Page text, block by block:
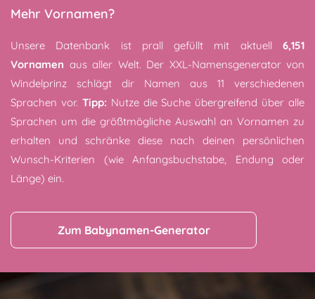
Mehr Vornamen?
Unsere Datenbank ist prall gefüllt mit aktuell 6,151
Vornamen aus aller Welt. Der XXL-Namensgenerator von
Windelprinz schlägt dir Namen aus 11 verschiedenen
Sprachen vor. Tipp: Nutze die Suche übergreifend über alle
Sprachen um die größtmögliche Auswahl an Vornamen zu
erhalten und schränke diese nach deinen persönlichen
Wunsch-Kriterien (wie Anfangsbuchstabe, Endung oder
Länge) ein.
Zum Babynamen-Generator